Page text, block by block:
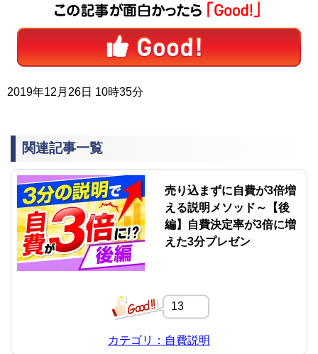
2019年12月26日 10時35分
関連記事一覧
売り込まずに自費が3倍増
える説明メソッド～【後
編】自費決定率が3倍に増
えた3分プレゼン
13
カテゴリ：自費説明